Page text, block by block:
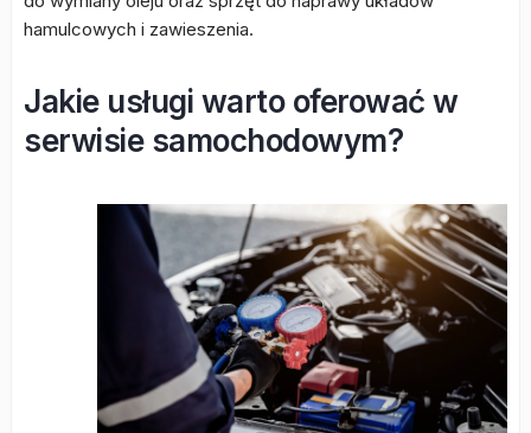
hamulcowych i zawieszenia.
Jakie usługi warto oferować w
serwisie samochodowym?